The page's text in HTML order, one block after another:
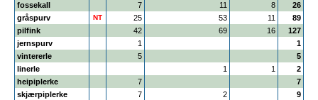
fossekall
7 11 8
26
gråspurv
NT 25 53 11
89
pilfink
42 69 16
127
jernspurv
1
1
vintererle
5
5
linerle
1 1
2
heipiplerke
7
7
skjærpiplerke
7 2
9